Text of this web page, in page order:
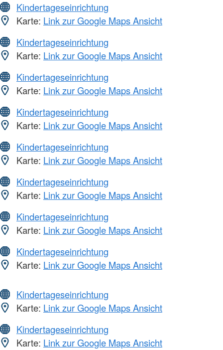
Kindertageseinrichtung
Karte: Link zur Google Maps Ansicht
Kindertageseinrichtung
Karte: Link zur Google Maps Ansicht
Kindertageseinrichtung
Karte: Link zur Google Maps Ansicht
Kindertageseinrichtung
Karte: Link zur Google Maps Ansicht
Kindertageseinrichtung
Karte: Link zur Google Maps Ansicht
Kindertageseinrichtung
Karte: Link zur Google Maps Ansicht
Kindertageseinrichtung
Karte: Link zur Google Maps Ansicht
Kindertageseinrichtung
Karte: Link zur Google Maps Ansicht
Kindertageseinrichtung
Karte: Link zur Google Maps Ansicht
Kindertageseinrichtung
Karte: Link zur Google Maps Ansicht